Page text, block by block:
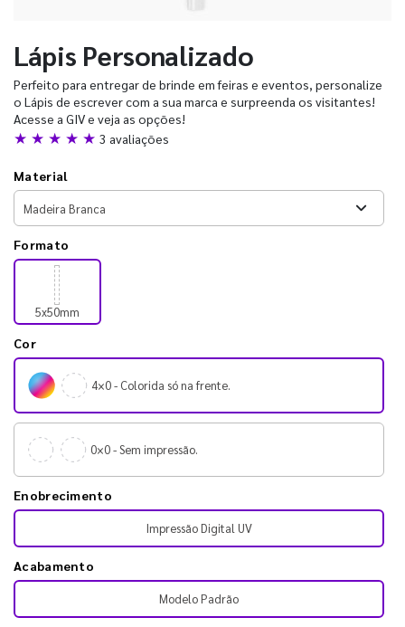
Lápis Personalizado
Perfeito para entregar de brinde em feiras e eventos, personalize
o Lápis de escrever com a sua marca e surpreenda os visitantes!
Acesse a GIV e veja as opções!
★ ★ ★ ★ ★ 3 avaliações
Material
Formato
5x50mm
Cor
4×0 - Colorida só na frente.
0×0 - Sem impressão.
Enobrecimento
Impressão Digital UV
Acabamento
Modelo Padrão